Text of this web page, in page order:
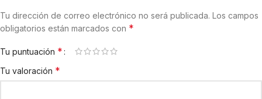
Tu dirección de correo electrónico no será publicada. Los campos
obligatorios están marcados con *
Tu puntuación *
Tu valoración *